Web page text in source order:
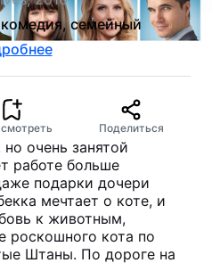
семейный
Поделиться
очень занятой
работе больше
подарки дочери
мечтает о коте, и
к животным,
роскошного кота по
Штаны. По дороге на